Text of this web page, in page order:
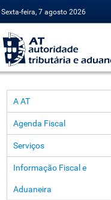
Sexta-feira, 7 agosto 2026
A AT
Agenda Fiscal
Serviços
Informação Fiscal e
Aduaneira